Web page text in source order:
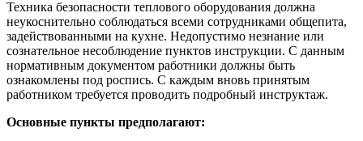
Техника безопасности теплового оборудования должна
неукоснительно соблюдаться всеми сотрудниками общепита,
задействованными на кухне. Недопустимо незнание или
сознательное несоблюдение пунктов инструкции. С данным
нормативным документом работники должны быть
ознакомлены под роспись. С каждым вновь принятым
работником требуется проводить подробный инструктаж.
Основные пункты предполагают: